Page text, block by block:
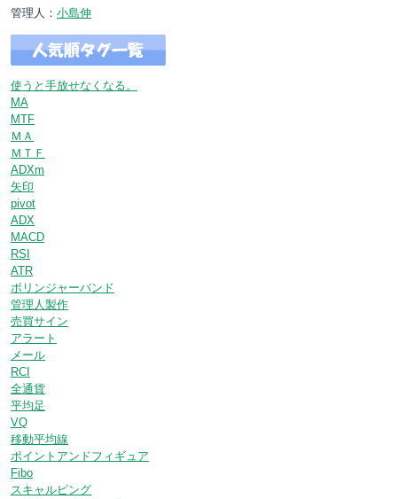
管理人： 小島伸
使うと手放せなくなる。
MA
MTF
ＭＡ
ＭＴＦ
ADXm
矢印
pivot
ADX
MACD
RSI
ATR
ボリンジャーバンド
管理人製作
売買サイン
アラート
メール
RCI
全通貨
平均足
VQ
移動平均線
ポイントアンドフィギュア
Fibo
スキャルピング